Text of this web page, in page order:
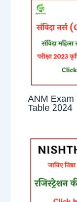
ANM Exam
Table 2024